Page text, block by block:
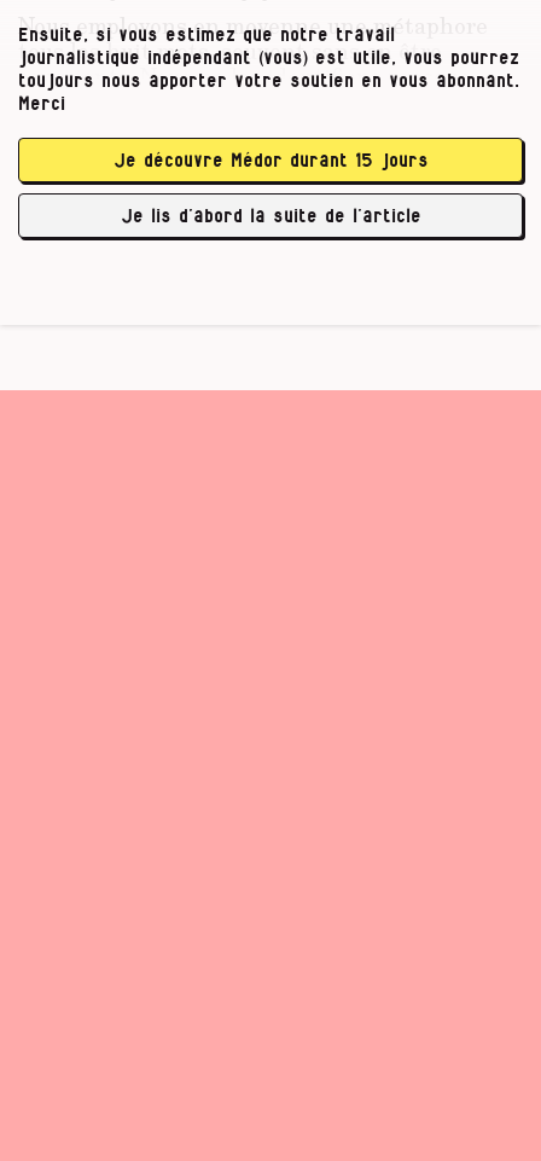
Nous employons en moyenne une métaphore
tous les huit mots, souvent sans en être
conscients. Nous ne les identifions presque
plus. Pourtant, les linguistes le disent à
pensée et orientent notre comportement.
En ce moment, Ikea mène une campagne qui
expose la …
Ensuite, si vous estimez que notre travail
journalistique indépendant (vous) est utile, vous pourrez
toujours nous apporter votre soutien en vous abonnant.
Merci
Je découvre Médor durant 15 jours
Je lis d’abord la suite de l’article